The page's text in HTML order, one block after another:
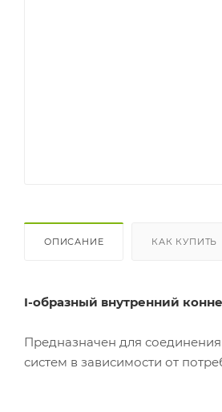
ОПИСАНИЕ КАК КУПИТЬ
I-образный внутренний
Предназначен для
систем в зависимости от